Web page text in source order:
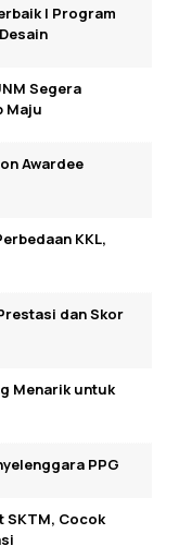
I Program
Segera
Maju
Awardee
KKL,
dan Skor
Menarik untuk
PPG
SKTM, Cocok